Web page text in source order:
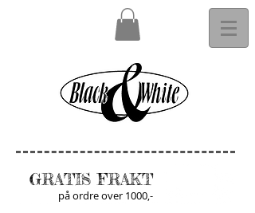
GRATIS FRAKT
på ordre over 1000,-